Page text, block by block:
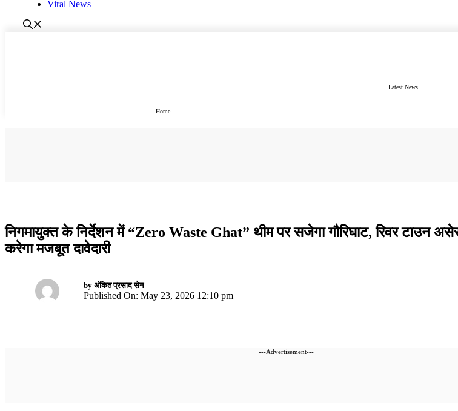
Viral News
Home
Latest News
निगमायुक्त के निर्देशन में “Zero Waste Ghat” थीम पर सजेगा गौरिघाट, रिवर टाउन
करेगा मजबूत दावेदारी
by अंकित प्रसाद सेन
Published On: May 23, 2026 12:10 pm
---Advertisement---